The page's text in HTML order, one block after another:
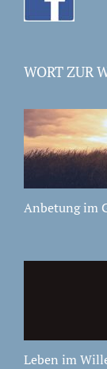
WORT ZUR
Anbetung im
Leben im